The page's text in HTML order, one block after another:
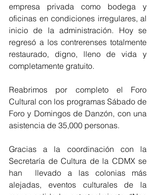
empresa privada como bodega y
oficinas en condiciones irregulares, al
inicio de la administración. Hoy se
regresó a los contrerenses totalmente
restaurado, digno, lleno de vida y
completamente gratuito.
Reabrimos por completo el Foro
Cultural con los programas Sábado de
Foro y Domingos de Danzón, con una
asistencia de 35,000 personas.
Gracias a la coordinación con la
Secretaría de Cultura de la CDMX se
han  llevado a las colonias más
alejadas, eventos culturales de la